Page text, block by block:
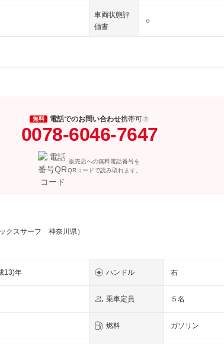
車両状態評
価書
○
無料 電話でのお問い合わせ携帯可
0078-6046-7647
販売店への無料電話番号を
QRコードで読み取れます。
クスサーフ 神奈川県）
13)年 ハンドル 右
乗車定員 ５名
燃料 ガソリン